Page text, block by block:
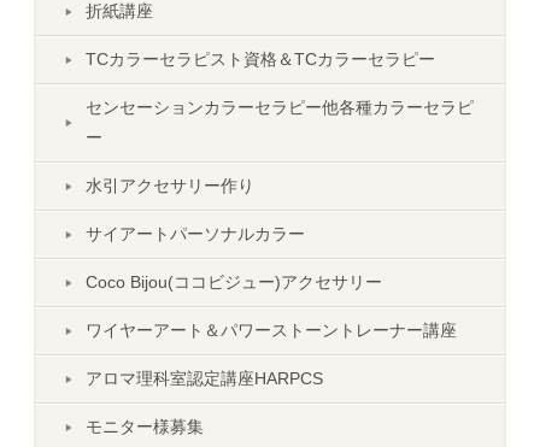
折紙講座
TCカラーセラピスト資格＆TCカラーセラピー
センセーションカラーセラピー他各種カラーセラピ
ー
水引アクセサリー作り
サイアートパーソナルカラー
Coco Bijou(ココビジュー)アクセサリー
ワイヤーアート＆パワーストーントレーナー講座
アロマ理科室認定講座HARPCS
モニター様募集